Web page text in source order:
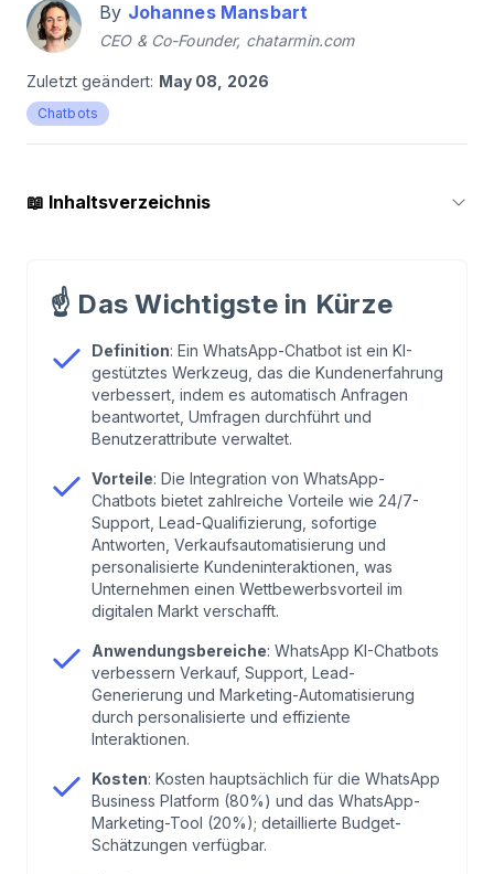
By Johannes Mansbart
CEO & Co-Founder, chatarmin.com
Zuletzt geändert: May 08, 2026
Chatbots
📖 Inhaltsverzeichnis
Wie funktioniert ein WhatsApp-Chatbot?
Bedeutung des WhatsApp-Chatbots
Möglichkeiten zur Nutzung von WhatsApp-
Chatbots zur Kundenbindung
Vorteile von WhatsApp-Chatbots
Wie erstellt man ein WhastApp Bot?
.WhatsApp KI Chatbot Kosten: So viel kostet
deine WhatsApp KI
WhatsApp KI Chatbot: So lange bis zur
WhatsApp-KI für dein Unternehmen
BONUS: DSGVO-Konformität deines
☝️ Das Wichtigste in Kürze
Definition: Ein WhatsApp-Chatbot ist ein KI-
gestütztes Werkzeug, das die Kundenerfahrung
verbessert, indem es automatisch Anfragen
beantwortet, Umfragen durchführt und
Benutzerattribute verwaltet.
Vorteile: Die Integration von WhatsApp-
Chatbots bietet zahlreiche Vorteile wie 24/7-
Support, Lead-Qualifizierung, sofortige
Antworten, Verkaufsautomatisierung und
personalisierte Kundeninteraktionen, was
Unternehmen einen Wettbewerbsvorteil im
digitalen Markt verschafft.
Anwendungsbereiche: WhatsApp KI-Chatbots
verbessern Verkauf, Support, Lead-
Generierung und Marketing-Automatisierung
durch personalisierte und effiziente
Interaktionen.
Kosten: Kosten hauptsächlich für die WhatsApp
Business Platform (80%) und das WhatsApp-
Marketing-Tool (20%); detaillierte Budget-
Schätzungen verfügbar.